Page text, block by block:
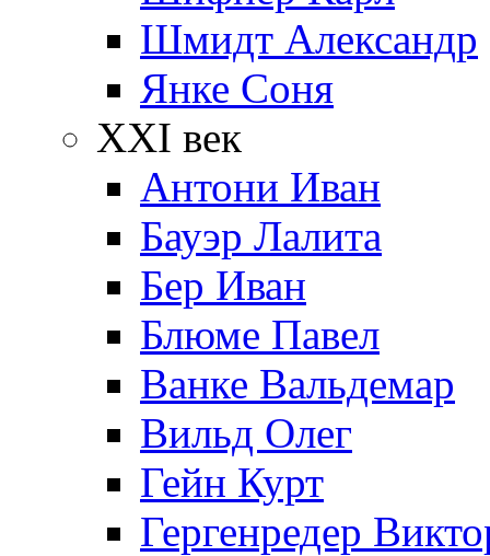
Шмидт Александр
Янке Соня
XXI век
Антони Иван
Бауэр Лалита
Бер Иван
Блюме Павел
Ванке Вальдемар
Вильд Олег
Гейн Курт
Гергенредер